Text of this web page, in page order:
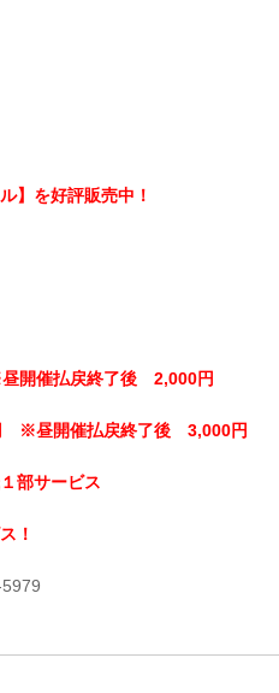
】を好評販売中！
開催払戻終了後 2,000円
※昼開催払戻終了後 3,000円
部サービス
！